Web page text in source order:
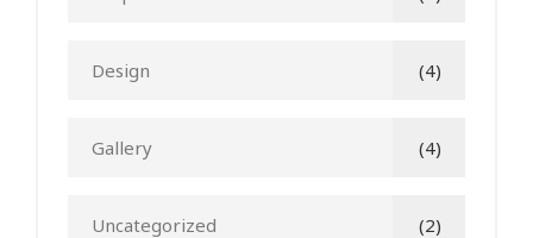
Design (4)
Gallery (4)
Uncategorized (2)